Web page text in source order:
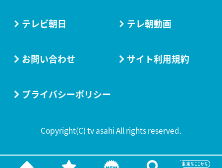
テレビ朝日 テレ朝動画
お問い合わせ サイト利用規約
プライバシーポリシー
Copyright(C) tv asahi All rights reserved.